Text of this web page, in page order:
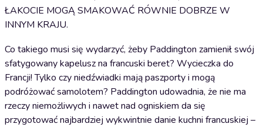
ŁAKOCIE MOGĄ SMAKOWAĆ RÓWNIE DOBRZE W
INNYM KRAJU.
Co takiego musi się wydarzyć, żeby Paddington zamienił swój
sfatygowany kapelusz na francuski beret? Wycieczka do
Francji! Tylko czy niedźwiadki mają paszporty i mogą
podróżować samolotem? Paddington udowadnia, że nie ma
rzeczy niemożliwych i nawet nad ogniskiem da się
przygotować najbardziej wykwintnie danie kuchni francuskiej –